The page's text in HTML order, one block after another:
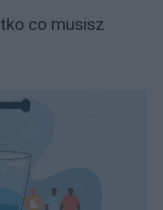
co musisz